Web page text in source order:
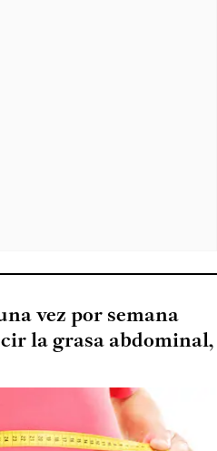
vez por semana
la grasa abdominal,